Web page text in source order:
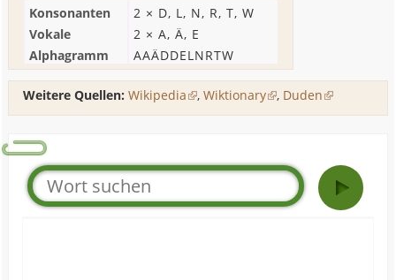
Konsonanten 2 × D, L, N, R,T,W
Vokale
2 ×A,Ä, E
Alphagramm
AAÄDDELNRTW
Weitere Quellen: Wikipedia ,Wiktionary , Duden